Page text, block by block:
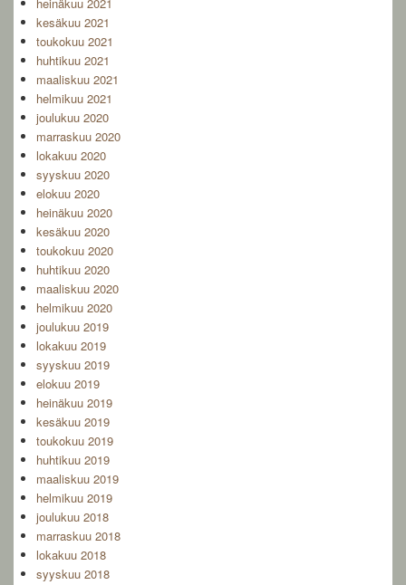
heinäkuu 2021
kesäkuu 2021
toukokuu 2021
huhtikuu 2021
maaliskuu 2021
helmikuu 2021
joulukuu 2020
marraskuu 2020
lokakuu 2020
syyskuu 2020
elokuu 2020
heinäkuu 2020
kesäkuu 2020
toukokuu 2020
huhtikuu 2020
maaliskuu 2020
helmikuu 2020
joulukuu 2019
lokakuu 2019
syyskuu 2019
elokuu 2019
heinäkuu 2019
kesäkuu 2019
toukokuu 2019
huhtikuu 2019
maaliskuu 2019
helmikuu 2019
joulukuu 2018
marraskuu 2018
lokakuu 2018
syyskuu 2018